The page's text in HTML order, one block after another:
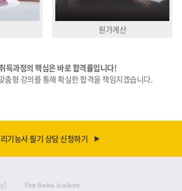
원가계산
득과정의 핵심은 바로 합격률입니다!
춤형 강의를 통해 확실한 합격을 책임지겠습니다.
기능사 필기 상담 신청하기
First Barista Academy